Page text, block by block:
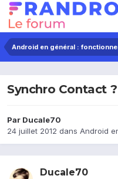
Android en général :
Synchro Contact ?
Par Ducale70
24 juillet 2012 dans Android
Ducale70